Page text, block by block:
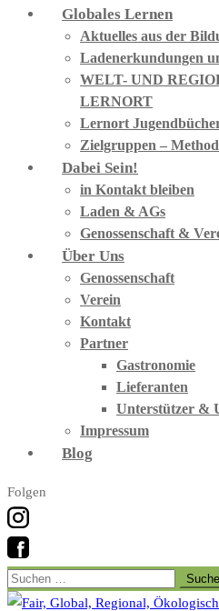
Globales Lernen
Aktuelles aus der
Ladenerkundungen
WELT- UND
LERNORT
Lernort
Zielgruppen –
Dabei Sein!
in Kontakt bleiben
Laden & AGs
Genossenschaft &
Über Uns
Genossenschaft
Verein
Kontakt
Partner
Gastronomie
Lieferanten
Unterstützer &
Impressum
Blog
Folgen
Suchen
nach: